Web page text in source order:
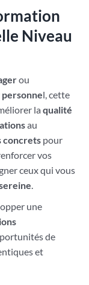
Niveau
ou
l, cette
la qualité
au
concretspour
vos
ceux qui vous
.
une
de
et